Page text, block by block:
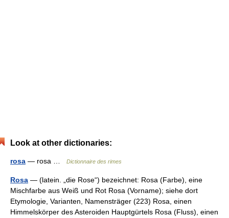
Look at other dictionaries:
rosa — rosa … Dictionnaire des rimes
Rosa — (latein. „die Rose“) bezeichnet: Rosa (Farbe), eine
Mischfarbe aus Weiß und Rot Rosa (Vorname); siehe dort
Etymologie, Varianten, Namensträger (223) Rosa, einen
Himmelskörper des Asteroiden Hauptgürtels Rosa (Fluss), einen